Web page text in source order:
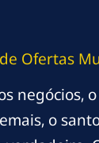
Ofertas
negócios,
o